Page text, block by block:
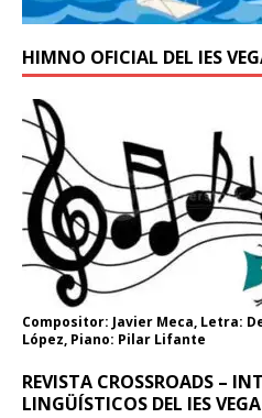
HIMNO OFICIAL DEL IES
Compositor: Javier Meca, Letra:
López, Piano: Pilar Lifante
REVISTA CROSSROADS –
LINGÜÍSTICOS DEL IES